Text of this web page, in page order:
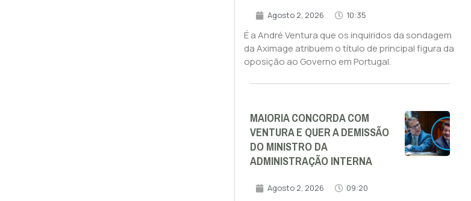
Agosto 2, 2026 10:35
É a André Ventura que os inquiridos da sondagem
da Aximage atribuem o título de principal figura da
oposição ao Governo em Portugal.
MAIORIA CONCORDA COM
VENTURA E QUER A DEMISSÃO
DO MINISTRO DA
ADMINISTRAÇÃO INTERNA
Agosto 2, 2026 09:20